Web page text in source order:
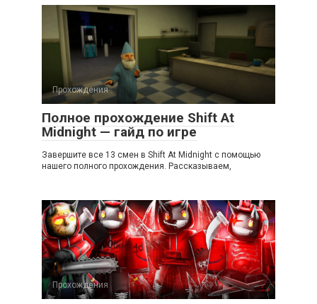
Прохождения
Полное прохождение Shift At
Midnight — гайд по игре
Завершите все 13 смен в Shift At Midnight с помощью
нашего полного прохождения. Рассказываем,
Прохождения